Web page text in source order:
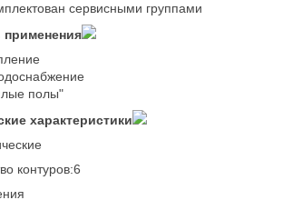
сервисными группами
применения
полы"
характеристики
контуров:6